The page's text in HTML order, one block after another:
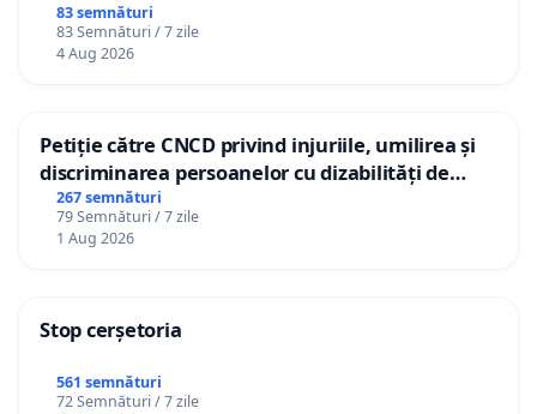
83 semnături
83 Semnături / 7 zile
4 Aug 2026
Petiție către CNCD privind injuriile, umilirea și
discriminarea persoanelor cu dizabilități de
către utilizatorul TikTok „Gorici”
267 semnături
79 Semnături / 7 zile
1 Aug 2026
Stop cerșetoria
561 semnături
72 Semnături / 7 zile